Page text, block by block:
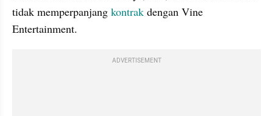
tidak memperpanjang kontrak dengan Vine
Entertainment.
ADVERTISEMENT